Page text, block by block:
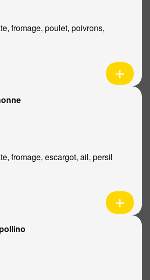
fromage, poulet, poivrons,
fromage, escargot, ail, persil